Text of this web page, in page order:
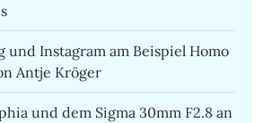
und Instagram am Beispiel Homo
Antje Kröger
und dem Sigma 30mm F2.8 an